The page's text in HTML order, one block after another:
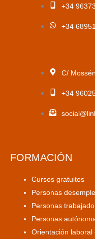
+34
+34
C/
+34
FORMACIÓN
Cursos gratuitos
Personas
Personas
Personas
Orientación laboral